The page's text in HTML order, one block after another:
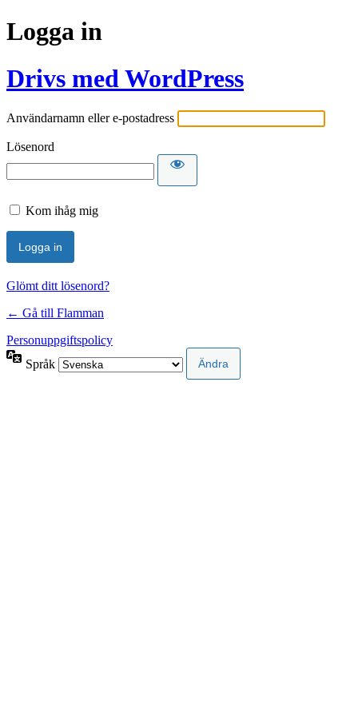
Logga in
Drivs med WordPress
Användarnamn eller e-postadress
Lösenord
Kom ihåg mig
Glömt ditt lösenord?
← Gå till Flamman
Personuppgiftspolicy
Språk